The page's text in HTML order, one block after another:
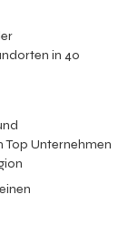
in 40
Top Unternehmen